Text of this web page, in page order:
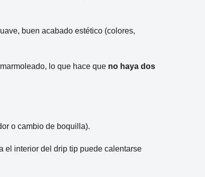
buen acabado estético (colores,
lo que hace que no haya dos
o cambio de boquilla).
el interior del drip tip puede calentarse